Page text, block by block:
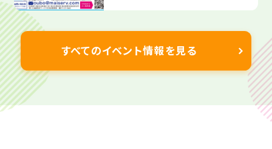
すべてのイベント情報を見る